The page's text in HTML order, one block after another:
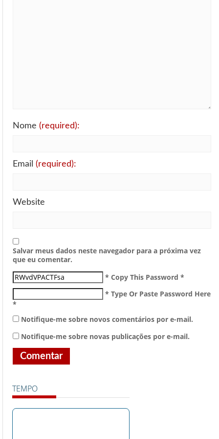
Nome (required):
Email (required):
Website
Salvar meus dados neste navegador para a próxima vez
que eu comentar.
* Copy This Password *
* Type Or Paste Password Here
*
Notifique-me sobre novos comentários por e-mail.
Notifique-me sobre novas publicações por e-mail.
TEMPO